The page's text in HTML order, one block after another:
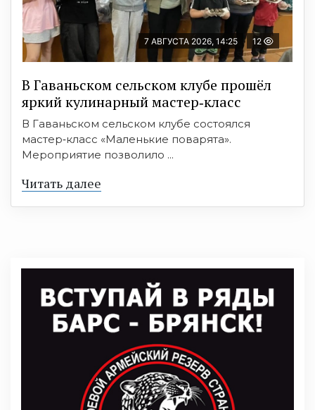
7 АВГУСТА 2026, 14:25 12
В Гаваньском сельском клубе прошёл
яркий кулинарный мастер‑класс
В Гаваньском сельском клубе состоялся
мастер‑класс «Маленькие поварята».
Мероприятие позволило ...
Читать далее